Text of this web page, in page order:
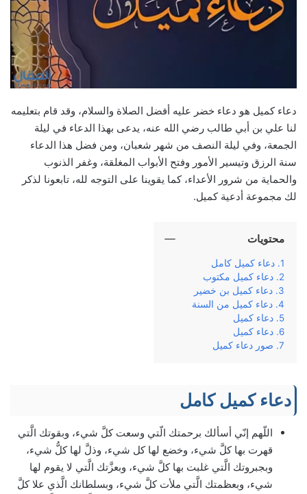
دعاء كميل هو دعاء خضر عليه أفضل الصلاة والسلام، وقد قام بتعليمه
لنا علي بن أبي طالب رضي الله عنه، يدعى بهذا الدعاء في ليلة
الجمعة، وفي ليلة النصف من شهر شعبان، ومن فضل هذا الدعاء
سنة الرزق وتيسير الأمور وفتح الأبواب المغلقة، وغفر الذنوب
والحماية من شرور الأعداء، كما يقوينا على التوجه لله، تابعونا لذكر
لك مجموعة أدعية كميل.
محتويات
دعاء كميل كامل
دعاء كميل مكتوب
دعاء كميل بن خضير
دعاء كميل من السنة
دعاء كميل
دعاء كميل
صور دعاء كميل
دعاء كميل كامل
اللّهم إنّي أسألك برحمتك الّتي وسعت كلَّ شيء، وبقوتك الَّتي
قهرت بها كلَّ شيء، وخضع لها كل شيء، وذلَّ لها كلُّ شيء،
وبجبروتك الَّتي غلبت بها كلَّ شيء، وبعزَّتك الَّتي لا يقوم لها
شيء، وبعظمتك الَّتي ملأت كلَّ شيء، وبسلطانك الَّذي علا كلَّ